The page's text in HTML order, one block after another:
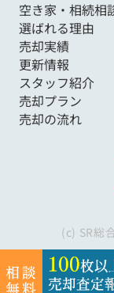
空き家・相続相
選ばれる理由
売却実績
更新情報
スタッフ紹介
売却プラン
売却の流れ
(c) SR総